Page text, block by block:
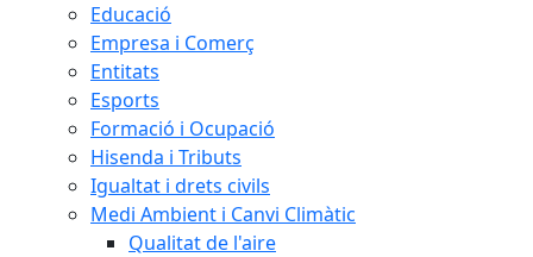
Educació
Empresa i Comerç
Entitats
Esports
Formació i Ocupació
Hisenda i Tributs
Igualtat i drets civils
Medi Ambient i Canvi Climàtic
Qualitat de l'aire